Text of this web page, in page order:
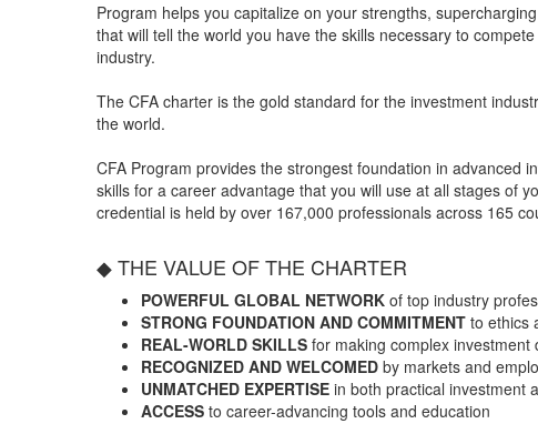
Program helps you capitalize on your strengths,
that will tell the world you have the skills necessary to
industry.
The CFA charter is the gold standard for the investment
the world.
CFA Program provides the strongest foundation in advanced
skills for a career advantage that you will use at all stages of
credential is held by over 167,000 professionals across 165
◆ THE VALUE OF THE CHARTER
POWERFUL GLOBAL NETWORK of top industry
STRONG FOUNDATION AND COMMITMENT to ethics
REAL-WORLD SKILLS for making complex investment
RECOGNIZED AND WELCOMED by markets and
UNMATCHED EXPERTISE in both practical investment
ACCESS to career-advancing tools and education